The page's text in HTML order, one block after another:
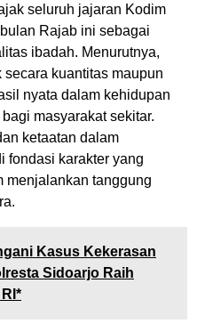
seluruh jajaran Kodim
Rajab ini sebagai
ibadah. Menurutnya,
kuantitas maupun
nyata dalam kehidupan
masyarakat sekitar.
ketaatan dalam
fondasi karakter yang
menjalankan tanggung
Kasus Kekerasan
Sidoarjo Raih